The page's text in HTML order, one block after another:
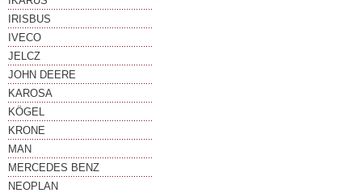
IRISBUS
IVECO
JELCZ
JOHN DEERE
KAROSA
KÖGEL
KRONE
MAN
MERCEDES BENZ
NEOPLAN